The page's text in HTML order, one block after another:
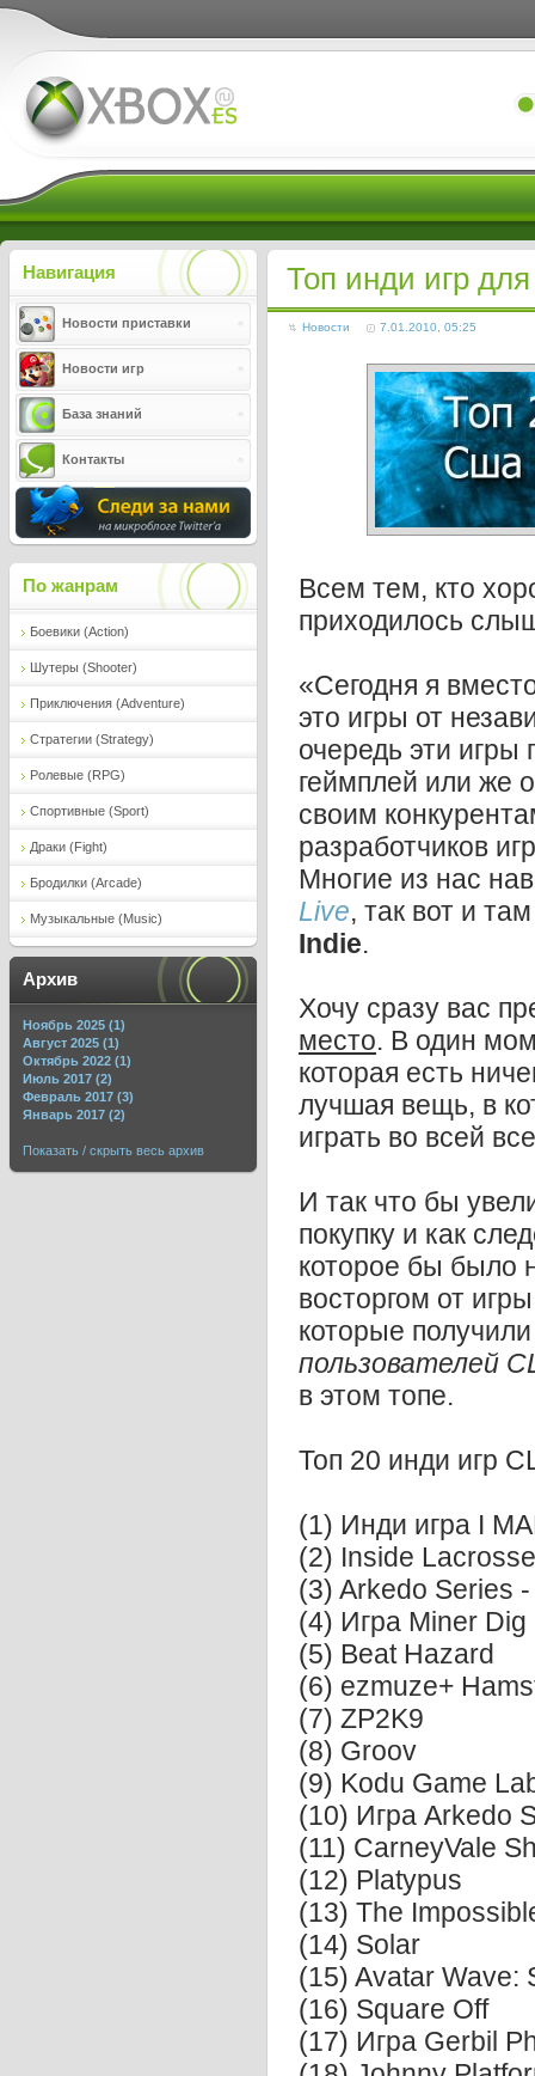
Топ инди игр
Новости 7.01.2010, 05:25
Всем тем, кто
приходилось
«Сегодня я
это игры от
очередь эти
геймплей или же
своим
разработчиков
Многие из нас
Live, так вот и
Indie.
Хочу сразу вас
место. В один
которая есть
лучшая вещь, в
играть во всей
И так что бы
покупку и как
которое бы было
восторгом от
которые
пользователей
в этом топе.
Топ 20 инди игр
(1) Инди игра I
(2) Inside
(3) Arkedo Series
(4) Игра Miner Dig
(5) Beat Hazard
(6) ezmuze+
(7) ZP2K9
(8) Groov
(9) Kodu Game
(10) Игра Arkedo
(11) CarneyVale
(12) Platypus
(13) The
(14) Solar
(15) Avatar Wave:
(16) Square Off
(17) Игра Gerbil
Навигация
Новости приставки
Новости игр
База знаний
Контакты
По жанрам
Боевики (Action)
Шутеры (Shooter)
Приключения (Adventure)
Стратегии (Strategy)
Ролевые (RPG)
Спортивные (Sport)
Драки (Fight)
Бродилки (Arcade)
Музыкальные (Music)
Архив
Ноябрь 2025 (1)
Август 2025 (1)
Октябрь 2022 (1)
Июль 2017 (2)
Февраль 2017 (3)
Январь 2017 (2)
Показать / скрыть весь архив